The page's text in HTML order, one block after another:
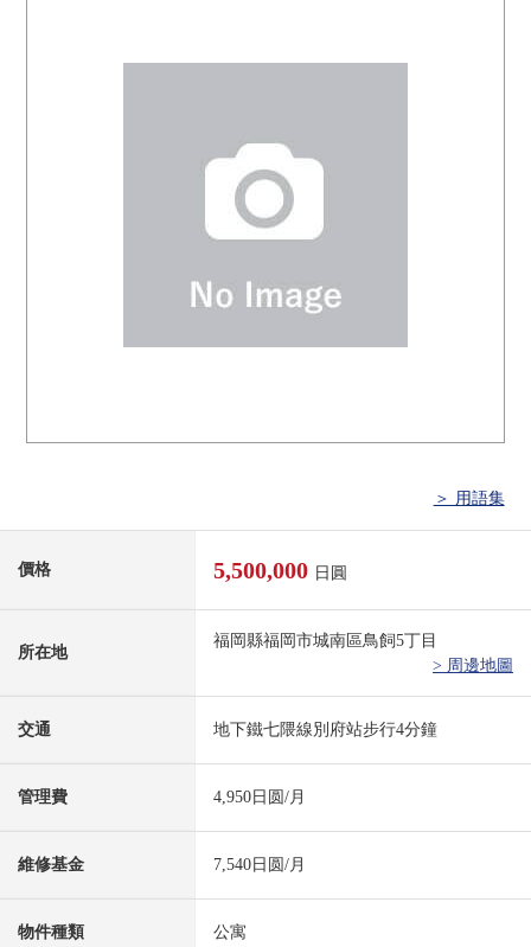
＞ 用語集
價格 5,500,000 日圓
所在地
福岡縣福岡市城南區鳥飼5丁目
> 周邊地圖
交通 地下鐵七隈線別府站步行4分鐘
管理費 4,950日圆/月
維修基金 7,540日圆/月
物件種類 公寓